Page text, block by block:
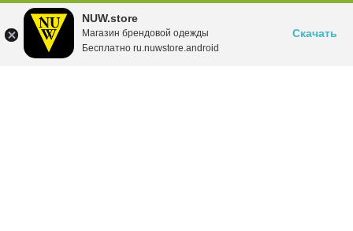
NUW.store
Магазин брендовой одежды
Бесплатно ru.nuwstore.android
Скачать